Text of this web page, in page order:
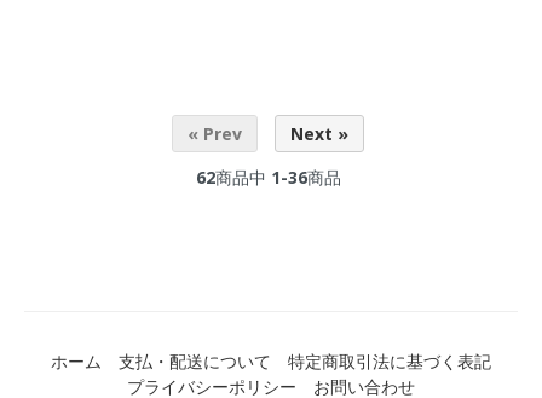
« Prev
Next »
62商品中 1-36商品
ホーム 支払・配送について
特定商取引法に基づく表記
プライバシーポリシー
お問い合わせ